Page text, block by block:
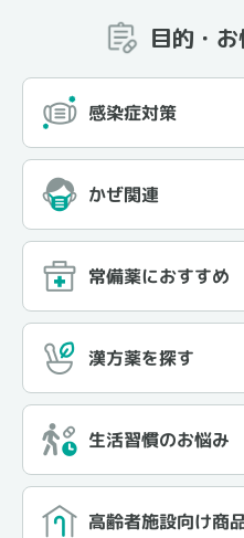
目的・
感染症対策
かぜ関連
常備薬におすすめ
漢方薬を探す
生活習慣のお悩み
高齢者施設向け商